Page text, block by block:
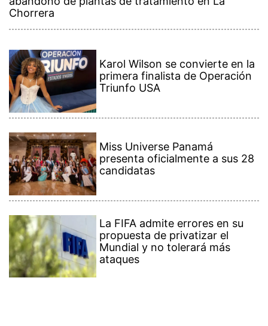
Chorrera
Karol Wilson se convierte en la
primera finalista de Operación
Triunfo USA
Miss Universe Panamá
presenta oficialmente a sus 28
candidatas
La FIFA admite errores en su
propuesta de privatizar el
Mundial y no tolerará más
ataques